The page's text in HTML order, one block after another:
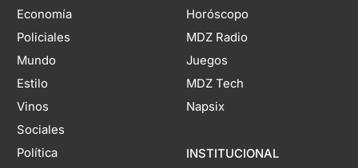
Economía
Policiales
Mundo
Estilo
Vinos
Sociales
Política
Horóscopo
MDZ Radio
Juegos
MDZ Tech
Napsix
INSTITUCIONAL